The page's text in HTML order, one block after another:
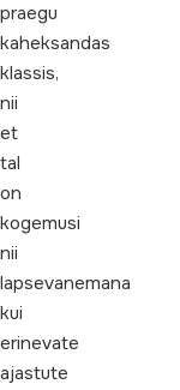
praegu
kaheksandas
klassis,
nii
et
tal
on
kogemusi
nii
lapsevanemana
kui
erinevate
ajastute